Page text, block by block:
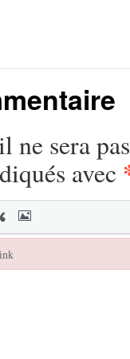
ne sera
avec